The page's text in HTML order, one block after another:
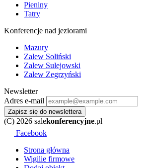
Pieniny
Tatry
Konferencje nad jeziorami
Mazury
Zalew Soliński
Zalew Sulejowski
Zalew Zegrzyński
Newsletter
Adres e-mail
Zapisz się do newslettera
(C) 2026 salekonferencyjne.pl
Facebook
Strona główna
Wigilie firmowe